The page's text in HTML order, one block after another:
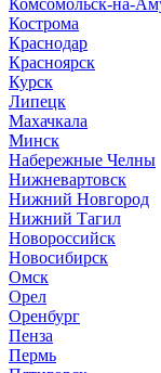
Комсомольск-на-
Кострома
Краснодар
Красноярск
Курск
Липецк
Махачкала
Минск
Набережные Челны
Нижневартовск
Нижний Новгород
Нижний Тагил
Новороссийск
Новосибирск
Омск
Орел
Оренбург
Пенза
Пермь